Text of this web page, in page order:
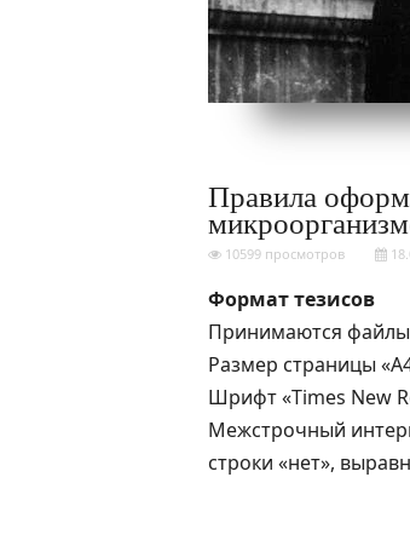
Правила
10599 просмотров
Формат тезисов
Принимаются
Размер страницы
Шрифт «Times New
Межстрочный
строки «нет»,